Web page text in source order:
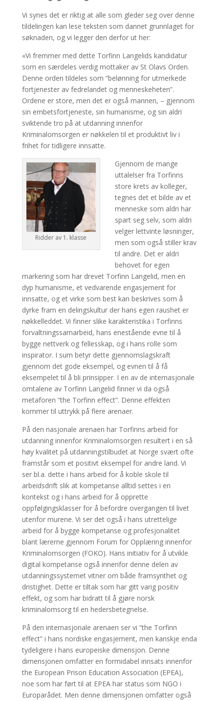
Vi synes det er riktig at alle som gleder seg over denne
tildelingen kan lese teksten som dannet grunnlaget for
søknaden, og vi legger den derfor ut her:
«Vi fremmer med dette Torfinn Langelids kandidatur
som en særdeles verdig mottaker av St Olavs Orden.
Denne orden tildeles som “belønning for utmerkede
fortjenester av fedrelandet og menneskeheten”.
Ordene er store, men det er også mannen, – gjennom
sin embetsfortjeneste, sin humanisme, og sin aldri
sviktende tro på at utdanning innenfor
Kriminalomsorgen er nøkkelen til et produktivt liv i
frihet for tidligere innsatte.
Ridder av 1. klasse
Gjennom de mange
uttalelser fra Torfinns
store krets av kolleger,
tegnes det et bilde av et
menneske som aldri har
spart seg selv, som aldri
velger lettvinte løsninger,
men som også stiller krav
til andre. Det er aldri
behovet for egen
markering som har drevet Torfinn Langelid, men en
dyp humanisme, et vedvarende engasjement for
innsatte, og et virke som best kan beskrives som å
dyrke fram en delingskultur der hans egen raushet er
nøkkelleddet. Vi finner slike karakteristika i Torfinns
forvaltningssamarbeid, hans enestående evne til å
bygge nettverk og fellesskap, og i hans rolle som
inspirator. I sum betyr dette gjennomslagskraft
gjennom det gode eksempel, og evnen til å få
eksempelet til å bli prinsipper. I en av de internasjonale
omtalene av Torfinn Langelid finner vi da også
metaforen “the Torfinn effect”. Denne effekten
kommer til uttrykk på flere arenaer.
På den nasjonale arenaen har Torfinns arbeid for
utdanning innenfor Kriminalomsorgen resultert i en så
høy kvalitet på utdanningstilbudet at Norge svært ofte
framstår som et positivt eksempel for andre land. Vi
ser bl.a. dette i hans arbeid for å koble skole til
arbeidsdrift slik at kompetanse alltid settes i en
kontekst og i hans arbeid for å opprette
oppfølgingsklasser for å befordre overgangen til livet
utenfor murene. Vi ser det også i hans utrettelige
arbeid for å bygge kompetanse og profesjonalitet
blant lærerne gjennom Forum for Opplæring innenfor
Kriminalomsorgen (FOKO). Hans initiativ for å utvikle
digital kompetanse også innenfor denne delen av
utdanningssystemet vitner om både framsynthet og
dristighet. Dette er tiltak som har gitt varig positiv
effekt, og som har bidratt til å gjøre norsk
kriminalomsorg til en hedersbetegnelse.
På den internasjonale arenaen ser vi “the Torfinn
effect” i hans nordiske engasjement, men kanskje enda
tydeligere i hans europeiske dimensjon. Denne
dimensjonen omfatter en formidabel innsats innenfor
the European Prison Education Association (EPEA),
noe som har ført til at EPEA har status som NGO i
Europarådet. Men denne dimensjonen omfatter også